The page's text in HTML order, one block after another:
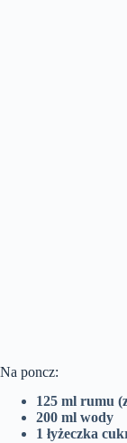
Na poncz:
125 ml rumu
200 ml wody
1 łyżeczka